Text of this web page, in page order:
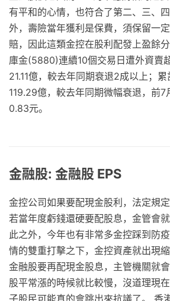
有平和的心情，也符合了第二、三、
外，壽險當年獲利是保費，須保留一
賠，因此這類金控在股利配發上盈餘
庫金(5880)連續10個交易日遭外資賣
21.11億，較去年同期衰退2成以上；
119.29億，較去年同期微幅衰退，前7
0.83元。
金融股: 金融股 EPS
金控公司如果要配現金股利，法定規定
若當年度虧錢還硬要配股息，金管會
此之外，今年也有非常多金控踩到防
情的雙重打擊之下，金控資產就出現
金融股要再配現金股息，主管機關就
股平常漲的時候就比較慢，沒道理現